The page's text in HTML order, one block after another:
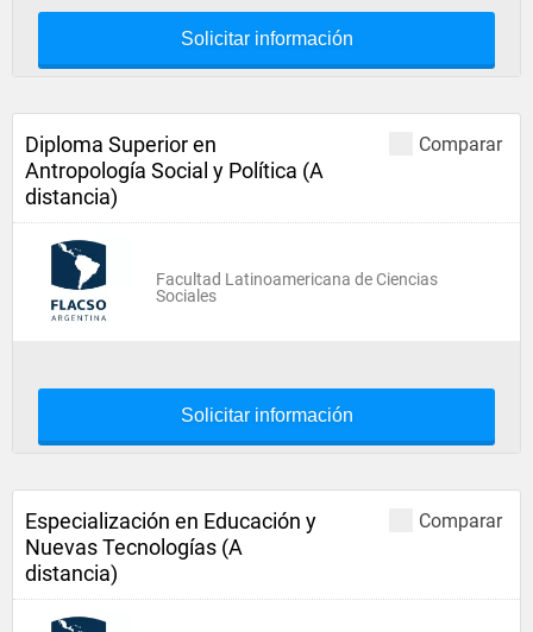
Solicitar información
Comparar
Diploma Superior en
Antropología Social y Política (A
distancia)
Facultad Latinoamericana de Ciencias
Sociales
Solicitar información
Comparar
Especialización en Educación y
Nuevas Tecnologías (A
distancia)